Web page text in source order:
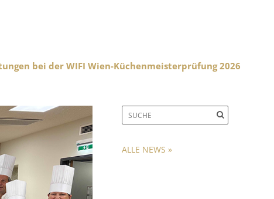
bei der WIFI Wien-Küchenmeisterprüfung 2026
ALLE NEWS »